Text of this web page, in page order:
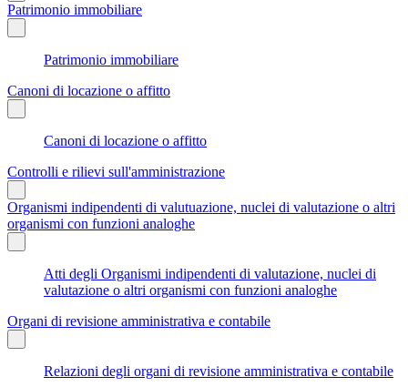
Patrimonio immobiliare
Patrimonio immobiliare
Canoni di locazione o affitto
Canoni di locazione o affitto
Controlli e rilievi sull'amministrazione
Organismi indipendenti di valutuazione, nuclei di valutazione o altri
organismi con funzioni analoghe
Atti degli Organismi indipendenti di valutazione, nuclei di
valutazione o altri organismi con funzioni analoghe
Organi di revisione amministrativa e contabile
Relazioni degli organi di revisione amministrativa e contabile